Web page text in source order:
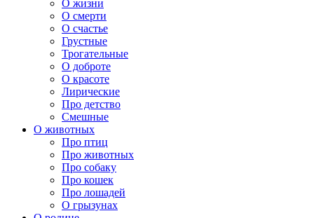
О жизни
О смерти
О счастье
Грустные
Трогательные
О доброте
О красоте
Лирические
Про детство
Смешные
О животных
Про птиц
Про животных
Про собаку
Про кошек
Про лошадей
О грызунах